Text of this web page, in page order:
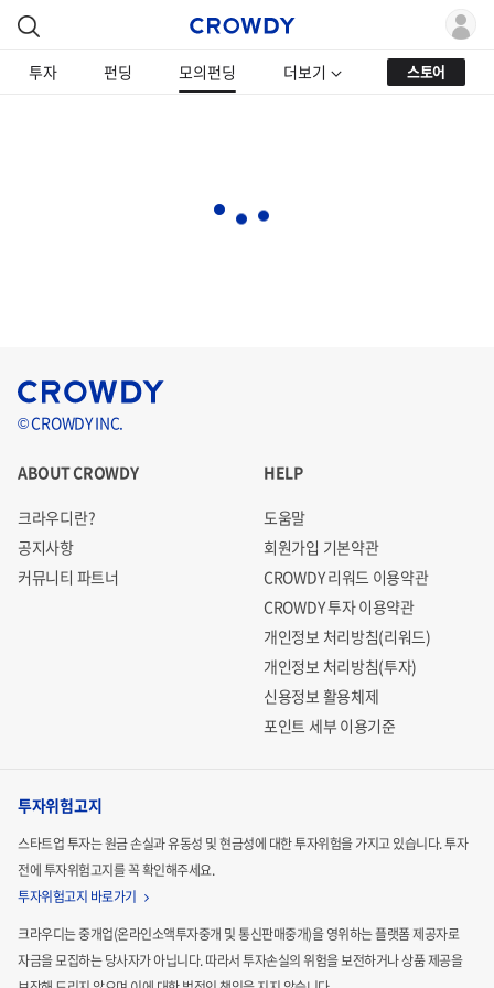
투자 펀딩 모의펀딩 더보기 스토어
© CROWDY INC.
ABOUT CROWDY
크라우디란?
공지사항
커뮤니티 파트너
HELP
도움말
회원가입 기본약관
CROWDY 리워드 이용약관
CROWDY 투자 이용약관
개인정보 처리방침(리워드)
개인정보 처리방침(투자)
신용정보 활용체제
포인트 세부 이용기준
투자위험고지
스타트업 투자는 원금 손실과 유동성 및 현금성에 대한 투자위험을 가지고 있습니다.투자
전에 투자위험고지를 꼭 확인해주세요.
투자위험고지 바로가기
크라우디는 중개업(온라인소액투자중개 및 통신판매중개)을 영위하는 플랫폼 제공자로
자금을 모집하는당사자가 아닙니다. 따라서 투자손실의 위험을 보전하거나 상품 제공을